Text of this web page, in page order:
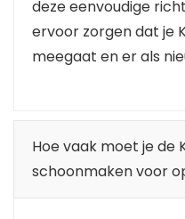
deze eenvoudige
ervoor zorgen dat je
meegaat en er als
Hoe vaak moet je de
schoonmaken voor